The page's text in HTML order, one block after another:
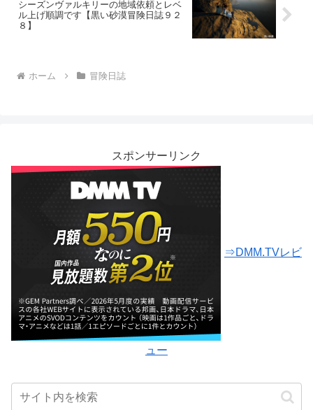
シーズンヴァルキリーの地域依頼とレベ
ル上げ順調です【黒い砂漠冒険日誌９２
８】
ホーム 冒険日誌
スポンサーリンク
⇒DMM.TVレビ
ュー